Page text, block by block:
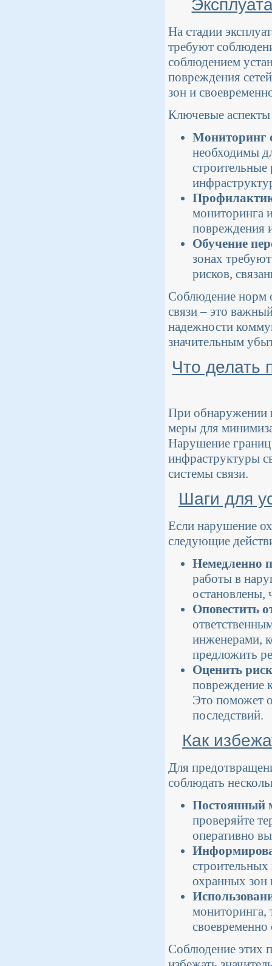
На стадии
требуют
соблюдением
повреждения
зон и
Ключевые аспекты
Мониторинг
необходимы
мониторинга
повреждения
Обучение
зонах
рисков,
Соблюдение норм
связи – это
надежности
значительным
Что делать
При обнаружении
меры для
Нарушение
инфраструктуры
системы связи.
Шаги для
Если нарушение
следующие
Немедленно
работы в
остановлены,
Оповестить
инженерами,
предложить
Оценить
повреждение
Это поможет
последствий.
Как
Для
соблюдать
Постоянный
проверяйте
оперативно
охранных зон
мониторинга,
Соблюдение этих